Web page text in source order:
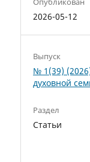
2026-05-12
Выпуск
№ 1(39)
духовной
Раздел
Статьи